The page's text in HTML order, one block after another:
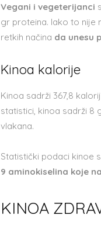
Vegani i vegeterijanci
gr proteina. Iako to nije
retkih načina da unesu
Kinoa kalorije
Kinoa sadrži 367,8
statistici, kinoa sadrži 8
vlakana.
Statistički podaci kinoe
9 aminokiselina koje
KINOA